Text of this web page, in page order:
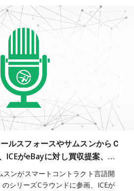
ルスフォースやサムスンからＣ
ICEがeBayに対し買収提案、…
スンがスマートコントラクト言語開
シリーズCラウンドに参画、ICEが